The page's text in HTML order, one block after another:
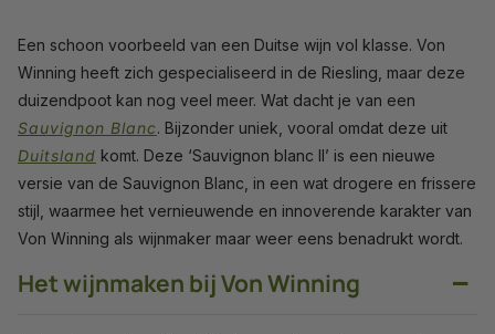
Een schoon voorbeeld van een Duitse wijn vol klasse. Von
Winning heeft zich gespecialiseerd in de Riesling, maar deze
duizendpoot kan nog veel meer. Wat dacht je van een
Sauvignon Blanc. Bijzonder uniek, vooral omdat deze uit
Duitsland komt. Deze ‘Sauvignon blanc II’ is een nieuwe
versie van de Sauvignon Blanc, in een wat drogere en frissere
stijl, waarmee het vernieuwende en innoverende karakter van
Von Winning als wijnmaker maar weer eens benadrukt wordt.
Het wijnmaken bij Von Winning −